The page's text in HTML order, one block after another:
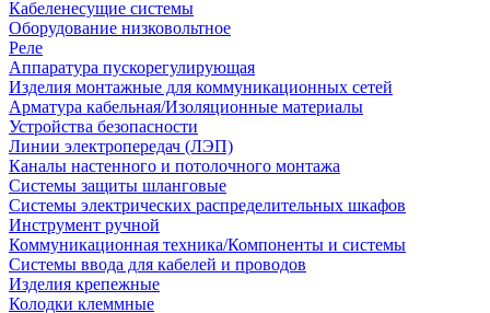
Кабеленесущие системы
Оборудование низковольтное
Реле
Аппаратура пускорегулирующая
Изделия монтажные для коммуникационных сетей
Арматура кабельная/Изоляционные материалы
Устройства безопасности
Линии электропередач (ЛЭП)
Каналы настенного и потолочного монтажа
Системы защиты шланговые
Системы электрических распределительных шкафов
Инструмент ручной
Коммуникационная техника/Компоненты и системы
Системы ввода для кабелей и проводов
Изделия крепежные
Колодки клеммные